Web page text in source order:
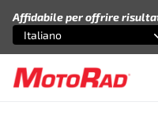
Affidabile per offrire
Seleziona un'opzione
Italiano
Seleziona un'opzione